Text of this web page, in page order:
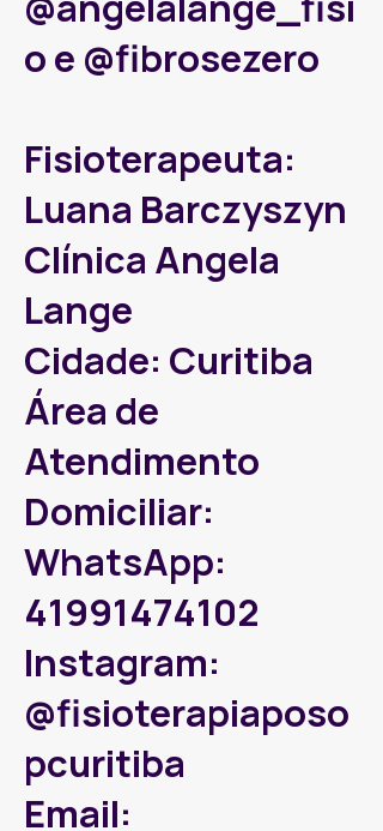
o e @fibrosezero
Fisioterapeuta:
Luana Barczyszyn
Clínica Angela
Lange
Cidade: Curitiba
Área de
Atendimento
Domiciliar:
WhatsApp:
41991474102
Instagram:
@fisioterapiaposo
pcuritiba
Email: